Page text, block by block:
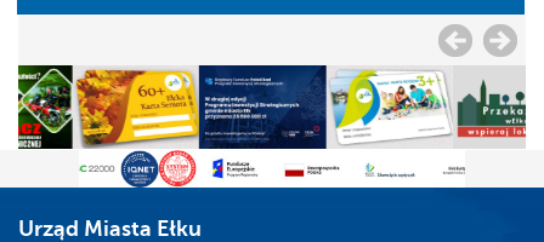
Urząd Miasta Ełku